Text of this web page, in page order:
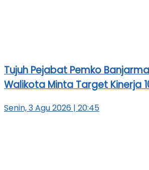
Tujuh Pejabat Pemko
Walikota Minta Target Kinerja
Senin, 3 Agu 2026 | 20:45